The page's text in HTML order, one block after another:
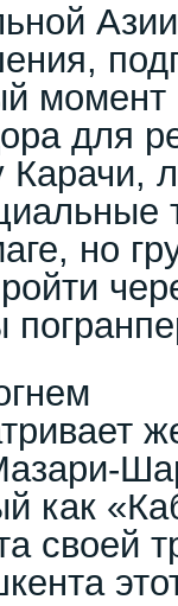
Азии
момент
для
но
как
своей